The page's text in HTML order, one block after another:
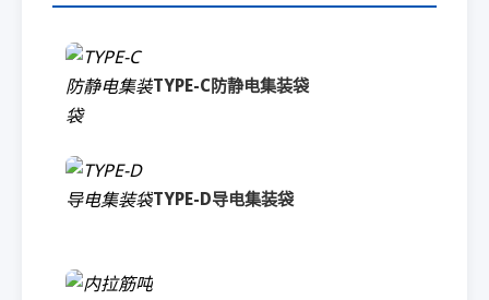
TYPE-C防静电集装袋
TYPE-D导电集装袋